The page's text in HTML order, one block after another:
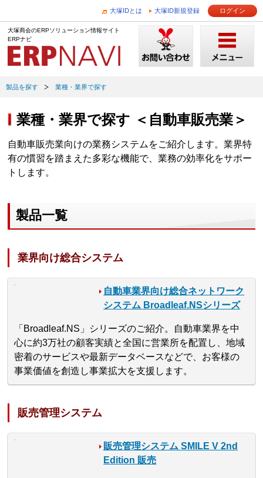
大塚IDとは 大塚ID新規登録 ログイン
大塚商会のERPソリューション情報サイト
ERPナビ
製品を探す 業種・業界で探す
業種・業界で探す ＜自動車販売業＞
自動車販売業向けの業務システムをご紹介します。業界特
有の慣習を踏まえた多彩な機能で、業務の効率化をサポー
トします。
製品一覧
業界向け総合システム
自動車業界向け総合ネットワーク
システム Broadleaf.NSシリーズ
「Broadleaf.NS」シリーズのご紹介。自動車業界を中
心に約3万社の顧客実績と全国に営業所を配置し、地域
密着のサービスや最新データベースなどで、お客様の
事業価値を創造し事業拡大を支援します。
販売管理システム
販売管理システム SMILE V 2nd
Edition 販売